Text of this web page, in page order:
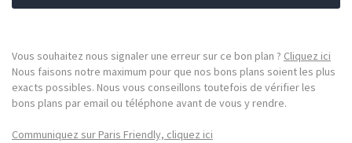
Vous souhaitez nous signaler une erreur sur ce bon plan ? Cliquez ici
Nous faisons notre maximum pour que nos bons plans soient les plus
exacts possibles. Nous vous conseillons toutefois de vérifier les
bons plans par email ou téléphone avant de vous y rendre.
Communiquez sur Paris Friendly, cliquez ici